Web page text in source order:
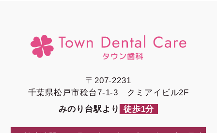
〒207-2231
千葉県松戸市稔台7-1-3 クミアイビル2F
みのり台駅より
徒歩1分